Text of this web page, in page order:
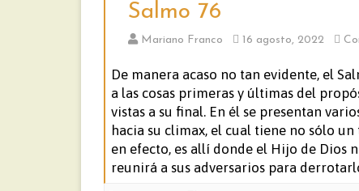
Salmo 76
Mariano Franco 16 agosto, 2022
De manera acaso no tan evidente, el
a las cosas primeras y últimas del
vistas a su final. En él se presentan
hacia su climax, el cual tiene no sólo
en efecto, es allí donde el Hijo de Dios
reunirá a sus adversarios para